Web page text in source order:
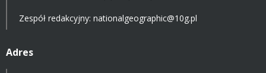
Zespół redakcyjny: nationalgeographic@10g.pl
Adres